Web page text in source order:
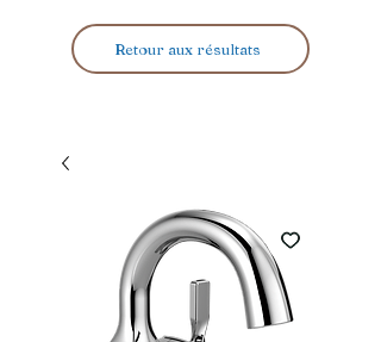
Retour aux résultats